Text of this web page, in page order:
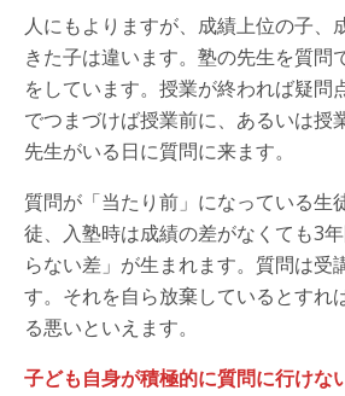
人にもよりますが、成績上位の子、
きた子は違います。塾の先生を質問
をしています。授業が終われば疑問
でつまづけば授業前に、あるいは授
先生がいる日に質問に来ます。
質問が「当たり前」になっている生
徒、入塾時は成績の差がなくても3
らない差」が生まれます。質問は受
す。それを自ら放棄しているとすれ
る悪いといえます。
子ども自身が積極的に質問に行けな